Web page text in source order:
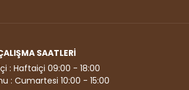
SAATLERİ
: Haftaiçi 09:00 - 18:00
: Cumartesi 10:00 - 15:00